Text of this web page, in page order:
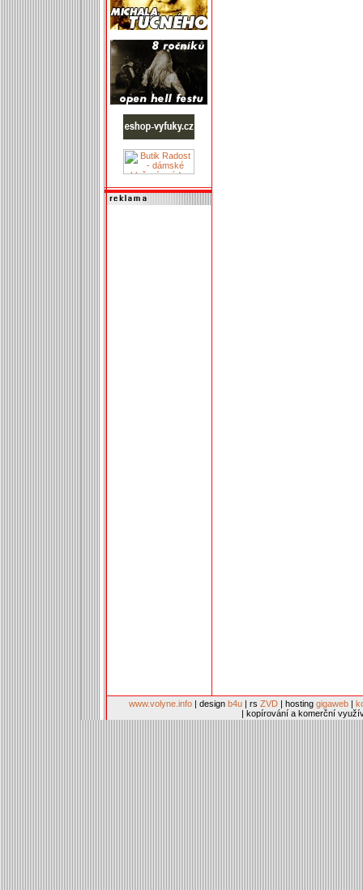
www.volyne.info | design b4u | rs ZVD | hosting gigaweb |
| kopírování a komerční